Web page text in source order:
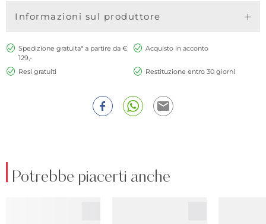
Informazioni sul produttore
Spedizione gratuita* a partire da €
129,-
Acquisto in acconto
Resi gratuiti Restituzione entro 30 giorni
Potrebbe piacerti anche